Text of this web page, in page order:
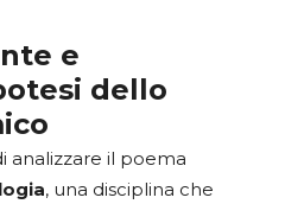
e
dello
analizzare il poema
, una disciplina che